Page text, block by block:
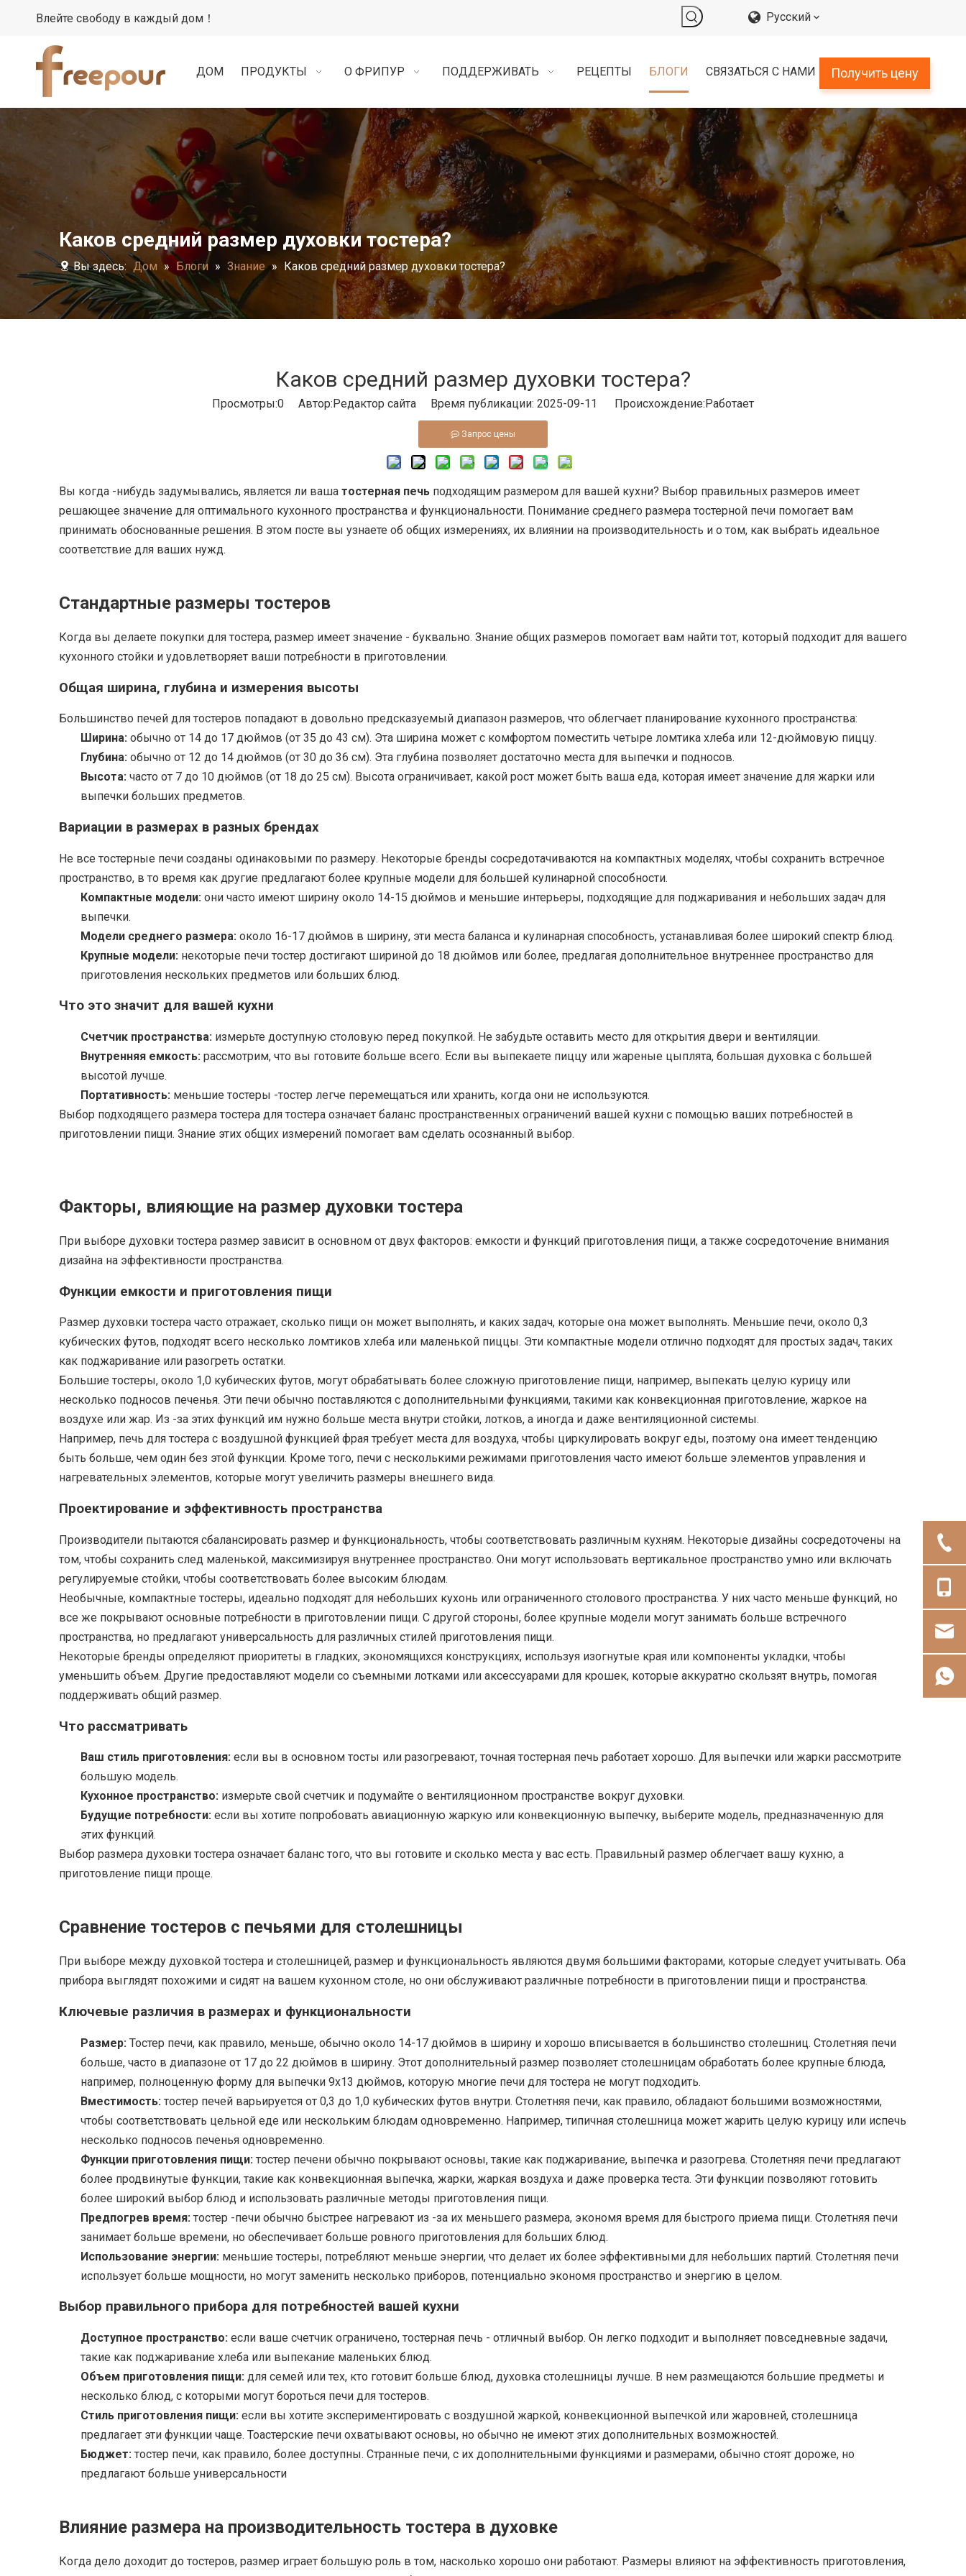
Влейте свободу в каждый дом！ Pусский
ДОМ ПРОДУКТЫ О ФРИПУР ПОДДЕРЖИВАТЬ РЕЦЕПТЫ БЛОГИ СВЯЗАТЬСЯ С НАМИ Получить цену
Каков средний размер духовки тостера?
Вы здесь: Дом » Блоги » Знание » Каков средний размер духовки тостера?
Каков средний размер духовки тостера?
Просмотры:0 Автор:Pедактор сайта Время публикации: 2025-09-11 Происхождение:Работает
Запрос цены
Вы когда -нибудь задумывались, является ли ваша тостерная печь подходящим размером для вашей кухни? Выбор правильных размеров имеет
решающее значение для оптимального кухонного пространства и функциональности. Понимание среднего размера тостерной печи помогает вам
принимать обоснованные решения. В этом посте вы узнаете об общих измерениях, их влиянии на производительность и о том, как выбрать идеальное
соответствие для ваших нужд.
Стандартные размеры тостеров
Когда вы делаете покупки для тостера, размер имеет значение - буквально. Знание общих размеров помогает вам найти тот, который подходит для вашего
кухонного стойки и удовлетворяет ваши потребности в приготовлении.
Общая ширина, глубина и измерения высоты
Большинство печей для тостеров попадают в довольно предсказуемый диапазон размеров, что облегчает планирование кухонного пространства:
Ширина: обычно от 14 до 17 дюймов (от 35 до 43 см). Эта ширина может с комфортом поместить четыре ломтика хлеба или 12-дюймовую пиццу.
Глубина: обычно от 12 до 14 дюймов (от 30 до 36 см). Эта глубина позволяет достаточно места для выпечки и подносов.
Высота: часто от 7 до 10 дюймов (от 18 до 25 см). Высота ограничивает, какой рост может быть ваша еда, которая имеет значение для жарки или
выпечки больших предметов.
Вариации в размерах в разных брендах
Не все тостерные печи созданы одинаковыми по размеру. Некоторые бренды сосредотачиваются на компактных моделях, чтобы сохранить встречное
пространство, в то время как другие предлагают более крупные модели для большей кулинарной способности.
Компактные модели: они часто имеют ширину около 14-15 дюймов и меньшие интерьеры, подходящие для поджаривания и небольших задач для
выпечки.
Модели среднего размера: около 16-17 дюймов в ширину, эти места баланса и кулинарная способность, устанавливая более широкий спектр блюд.
Крупные модели: некоторые печи тостер достигают шириной до 18 дюймов или более, предлагая дополнительное внутреннее пространство для
приготовления нескольких предметов или больших блюд.
Что это значит для вашей кухни
Счетчик пространства: измерьте доступную столовую перед покупкой. Не забудьте оставить место для открытия двери и вентиляции.
Внутренняя емкость: рассмотрим, что вы готовите больше всего. Если вы выпекаете пиццу или жареные цыплята, большая духовка с большей
высотой лучше.
Портативность: меньшие тостеры -тостер легче перемещаться или хранить, когда они не используются.
Выбор подходящего размера тостера для тостера означает баланс пространственных ограничений вашей кухни с помощью ваших потребностей в
приготовлении пищи. Знание этих общих измерений помогает вам сделать осознанный выбор.
Факторы, влияющие на размер духовки тостера
При выборе духовки тостера размер зависит в основном от двух факторов: емкости и функций приготовления пищи, а также сосредоточение внимания
дизайна на эффективности пространства.
Функции емкости и приготовления пищи
Размер духовки тостера часто отражает, сколько пищи он может выполнять, и каких задач, которые она может выполнять. Меньшие печи, около 0,3
кубических футов, подходят всего несколько ломтиков хлеба или маленькой пиццы. Эти компактные модели отлично подходят для простых задач, таких
как поджаривание или разогреть остатки.
Большие тостеры, около 1,0 кубических футов, могут обрабатывать более сложную приготовление пищи, например, выпекать целую курицу или
несколько подносов печенья. Эти печи обычно поставляются с дополнительными функциями, такими как конвекционная приготовление, жаркое на
воздухе или жар. Из -за этих функций им нужно больше места внутри стойки, лотков, а иногда и даже вентиляционной системы.
Например, печь для тостера с воздушной функцией фрая требует места для воздуха, чтобы циркулировать вокруг еды, поэтому она имеет тенденцию
быть больше, чем один без этой функции. Кроме того, печи с несколькими режимами приготовления часто имеют больше элементов управления и
нагревательных элементов, которые могут увеличить размеры внешнего вида.
Проектирование и эффективность пространства
Производители пытаются сбалансировать размер и функциональность, чтобы соответствовать различным кухням. Некоторые дизайны сосредоточены на
том, чтобы сохранить след маленькой, максимизируя внутреннее пространство. Они могут использовать вертикальное пространство умно или включать
регулируемые стойки, чтобы соответствовать более высоким блюдам.
Необычные, компактные тостеры, идеально подходят для небольших кухонь или ограниченного столового пространства. У них часто меньше функций, но
все же покрывают основные потребности в приготовлении пищи. С другой стороны, более крупные модели могут занимать больше встречного
пространства, но предлагают универсальность для различных стилей приготовления пищи.
Некоторые бренды определяют приоритеты в гладких, экономящихся конструкциях, используя изогнутые края или компоненты укладки, чтобы
уменьшить объем. Другие предоставляют модели со съемными лотками или аксессуарами для крошек, которые аккуратно скользят внутрь, помогая
поддерживать общий размер.
Что рассматривать
Ваш стиль приготовления: если вы в основном тосты или разогревают, точная тостерная печь работает хорошо. Для выпечки или жарки рассмотрите
большую модель.
Кухонное пространство: измерьте свой счетчик и подумайте о вентиляционном пространстве вокруг духовки.
Будущие потребности: если вы хотите попробовать авиационную жаркую или конвекционную выпечку, выберите модель, предназначенную для
этих функций.
Выбор размера духовки тостера означает баланс того, что вы готовите и сколько места у вас есть. Правильный размер облегчает вашу кухню, а
приготовление пищи проще.
Сравнение тостеров с печьями для столешницы
При выборе между духовкой тостера и столешницей, размер и функциональность являются двумя большими факторами, которые следует учитывать. Оба
прибора выглядят похожими и сидят на вашем кухонном столе, но они обслуживают различные потребности в приготовлении пищи и пространства.
Ключевые различия в размерах и функциональности
Размер: Тостер печи, как правило, меньше, обычно около 14-17 дюймов в ширину и хорошо вписывается в большинство столешниц. Столетняя печи
больше, часто в диапазоне от 17 до 22 дюймов в ширину. Этот дополнительный размер позволяет столешницам обработать более крупные блюда,
например, полноценную форму для выпечки 9x13 дюймов, которую многие печи для тостера не могут подходить.
Вместимость: тостер печей варьируется от 0,3 до 1,0 кубических футов внутри. Столетняя печи, как правило, обладают большими возможностями,
чтобы соответствовать цельной еде или нескольким блюдам одновременно. Например, типичная столешница может жарить целую курицу или испечь
несколько подносов печенья одновременно.
Функции приготовления пищи: тостер печени обычно покрывают основы, такие как поджаривание, выпечка и разогрева. Столетняя печи предлагают
более продвинутые функции, такие как конвекционная выпечка, жарки, жаркая воздуха и даже проверка теста. Эти функции позволяют готовить
более широкий выбор блюд и использовать различные методы приготовления пищи.
Предпогрев время: тостер -печи обычно быстрее нагревают из -за их меньшего размера, экономя время для быстрого приема пищи. Столетняя печи
занимает больше времени, но обеспечивает больше ровного приготовления для больших блюд.
Использование энергии: меньшие тостеры, потребляют меньше энергии, что делает их более эффективными для небольших партий. Столетняя печи
использует больше мощности, но могут заменить несколько приборов, потенциально экономя пространство и энергию в целом.
Выбор правильного прибора для потребностей вашей кухни
Доступное пространство: если ваше счетчик ограничено, тостерная печь - отличный выбор. Он легко подходит и выполняет повседневные задачи,
такие как поджаривание хлеба или выпекание маленьких блюд.
Объем приготовления пищи: для семей или тех, кто готовит больше блюд, духовка столешницы лучше. В нем размещаются большие предметы и
несколько блюд, с которыми могут бороться печи для тостеров.
Стиль приготовления пищи: если вы хотите экспериментировать с воздушной жаркой, конвекционной выпечкой или жаровней, столешница
предлагает эти функции чаще. Тоастерские печи охватывают основы, но обычно не имеют этих дополнительных возможностей.
Бюджет: тостер печи, как правило, более доступны. Странные печи, с их дополнительными функциями и размерами, обычно стоят дороже, но
предлагают больше универсальности
Влияние размера на производительность тостера в духовке
Когда дело доходит до тостеров, размер играет большую роль в том, насколько хорошо они работают. Размеры влияют на эффективность приготовления,